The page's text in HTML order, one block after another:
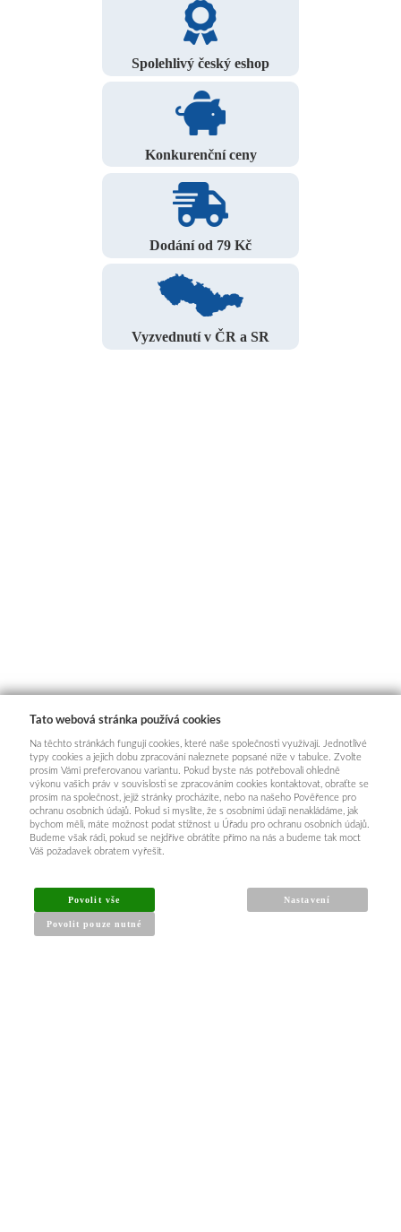
Spolehlivý český eshop
Konkurenční ceny
Dodání od 79 Kč
Vyzvednutí v ČR a SR
INFORMACE PRO KUPUJÍCÍ
Obchodní podmínky
Tato webová stránka používá cookies
Na těchto stránkách fungují cookies, které naše společnosti využívají. Jednotlivé
typy cookies a jejich dobu zpracování naleznete popsané níže v tabulce. Zvolte
prosím Vámi preferovanou variantu. Pokud byste nás potřebovali ohledně
výkonu vašich práv v souvislosti se zpracováním cookies kontaktovat, obraťte se
prosím na společnost, jejíž stránky procházíte, nebo na našeho Pověřence pro
ochranu osobních údajů. Pokud si myslíte, že s osobními údaji nenakládáme, jak
bychom měli, máte možnost podat stížnost u Úřadu pro ochranu osobních údajů.
Budeme však rádi, pokud se nejdříve obrátíte přímo na nás a budeme tak moct
Váš požadavek obratem vyřešit.
Povolit vše
Povolit pouze nutné
Nastavení